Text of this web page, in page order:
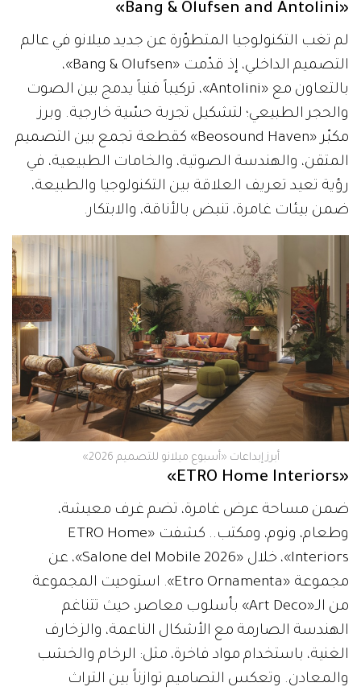
«Bang & Olufsen and Antolini»
لم تغب التكنولوجيا المتطوّرة عن جديد ميلانو في عالم
التصميم الداخلي، إذ قدّمت «Bang & Olufsen»،
بالتعاون مع «Antolini»، تركيباً فنياً يدمج بين الصوت
والحجر الطبيعي؛ لتشكيل تجربة حسّية خارجية. وبرز
مكبّر «Beosound Haven» كقطعة تجمع بين التصميم
المتقن، والهندسة الصوتية، والخامات الطبيعية، في
رؤية تعيد تعريف العلاقة بين التكنولوجيا والطبيعة،
ضمن بيئات غامرة، تنبض بالأناقة، والابتكار.
أبرز إبداعات «أسبوع ميلانو للتصميم 2026»
«ETRO Home Interiors»
ضمن مساحة عرض غامرة، تضم غرف معيشة،
وطعام، ونوم، ومكتب.. كشفت «ETRO Home
Interiors»، خلال «Salone del Mobile 2026»، عن
مجموعة «Etro Ornamenta». استوحيت المجموعة
من الـ«Art Deco» بأسلوب معاصر، حيث تتناغم
الهندسة الصارمة مع الأشكال الناعمة، والزخارف
الغنية، باستخدام مواد فاخرة، مثل: الرخام والخشب
والمعادن. وتعكس التصاميم توازناً بين التراث